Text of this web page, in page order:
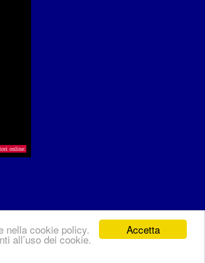
Accetta
nella cookie policy.
all’uso dei cookie.
online: